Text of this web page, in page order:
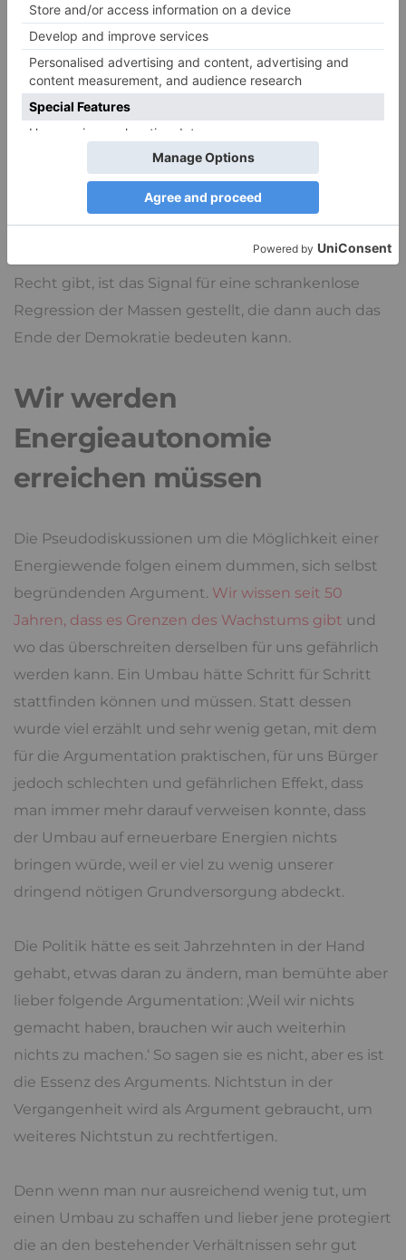
Die Politik hat, um es freundlich zu sagen, in den
letzten Jahrzehnten keine Glanzleistungen
vollbracht. Unsere Werte sind gar nicht schlecht,
aber wenn unsere Vertreter sie selbst nicht mehr
vertreten, sondern ein Primat der Wirtschaft vor
Menschenrechten gesetzt scheint, sollte man sich
nicht wundern, warum dieseDemokratie in der
Kriseist. Wenn es eine Gesellschaft verschiedener
Klassen nicht nur beim Geld, sondern auch beim
Recht gibt, ist das Signal für eine schrankenlose
Regression der Massen gestellt, die dann auch das
Ende der Demokratie bedeuten kann.
Wir werden
Energieautonomie
erreichen müssen
Die Pseudodiskussionen um die Möglichkeit einer
Energiewende folgen einem dummen, sich selbst
begründenden Argument. Wir wissen seit 50
Jahren, dass es Grenzen des Wachstums gibt und
wo das überschreiten derselben für uns gefährlich
werden kann. Ein Umbau hätte Schritt für Schritt
stattfinden können und müssen. Statt dessen
wurde viel erzählt und sehr wenig getan, mit dem
für die Argumentation praktischen, für uns Bürger
jedoch schlechten und gefährlichen Effekt, dass
man immer mehr darauf verweisen konnte, dass
der Umbau auf erneuerbare Energien nichts
bringen würde, weil er viel zu wenig unserer
dringend nötigen Grundversorgung abdeckt.
Die Politik hätte es seit Jahrzehnten in der Hand
gehabt, etwas daran zu ändern, man bemühte aber
lieber folgende Argumentation: ‚Weil wir nichts
gemacht haben, brauchen wir auch weiterhin
nichts zu machen.‘ So sagen sie es nicht, aber es ist
die Essenz des Arguments. Nichtstun in der
Vergangenheit wird als Argument gebraucht, um
weiteres Nichtstun zu rechtfertigen.
Denn wenn man nur ausreichend wenig tut, um
einen Umbau zu schaffen und lieber jene protegiert
die an den bestehender Verhältnissen sehr gut